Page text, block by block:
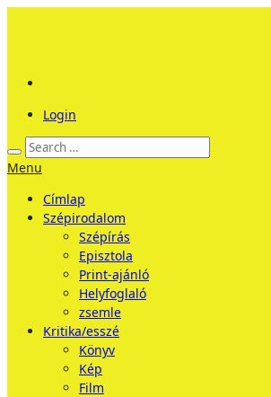
Login
Menu
Címlap
Szépirodalom
Szépírás
Episztola
Print-ajánló
Helyfoglaló
zsemle
Kritika/esszé
Könyv
Kép
Film